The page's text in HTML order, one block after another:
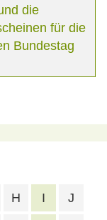
die
für die
Bundestag
H I J